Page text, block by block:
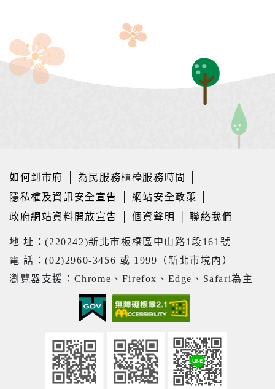
如何到市府 為民服務櫃檯服務時間
隱私權及資訊安全宣告
網站安全政策
政府網站資料開放宣告
個資聲明 │聯絡我們
地 址：(220242)新北市板橋區中山路1段161號
電 話：(02)2960-3456 或 1999（新北市境內）
瀏覽器支援：Chrome、Firefox、Edge、Safari為主